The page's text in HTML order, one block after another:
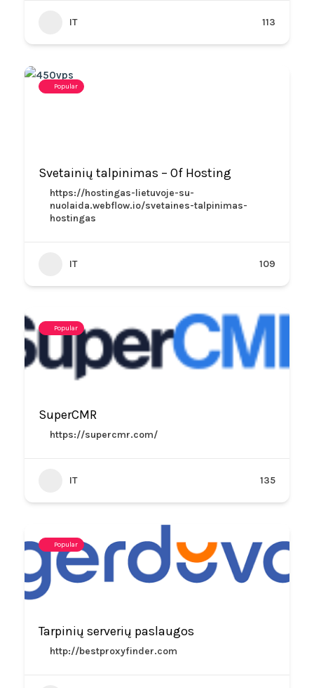
IT 113
Popular
Svetainių talpinimas – Of Hosting
https://hostingas-lietuvoje-su-
nuolaida.webflow.io/svetaines-talpinimas-
hostingas
IT 109
Popular
SuperCMR
https://supercmr.com/
IT 135
Popular
Tarpinių serverių paslaugos
http://bestproxyfinder.com